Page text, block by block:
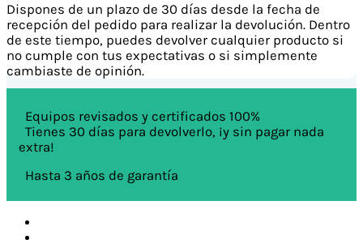
Dispones de un plazo de 30 días desde la fecha de
recepción del pedido para realizar la devolución. Dentro
de este tiempo, puedes devolver cualquier producto si
no cumple con tus expectativas o si simplemente
cambiaste de opinión.
Equipos revisados y certificados 100%
Tienes 30 días para devolverlo, ¡y sin pagar nada
extra!
Hasta 3 años de garantía